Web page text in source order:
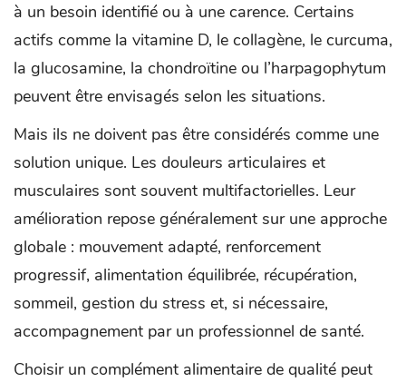
à un besoin identifié ou à une carence. Certains
actifs comme la vitamine D, le collagène, le curcuma,
la glucosamine, la chondroïtine ou l’harpagophytum
peuvent être envisagés selon les situations.
Mais ils ne doivent pas être considérés comme une
solution unique. Les douleurs articulaires et
musculaires sont souvent multifactorielles. Leur
amélioration repose généralement sur une approche
globale : mouvement adapté, renforcement
progressif, alimentation équilibrée, récupération,
sommeil, gestion du stress et, si nécessaire,
accompagnement par un professionnel de santé.
Choisir un complément alimentaire de qualité peut